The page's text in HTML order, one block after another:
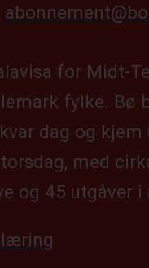
for Midt-
fylke. Bø
dag og kjem
med
og 45 utgåver i